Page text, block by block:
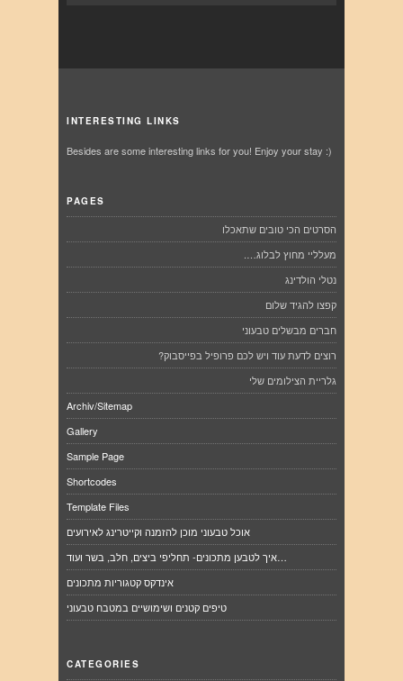
INTERESTING LINKS
Besides are some interesting links for you! Enjoy your stay :)
PAGES
הסרטים הכי טובים שתאכלו
מעלליי מחוץ לבלוג….
נטלי הולדינג
קפצו להגיד שלום
חברים מבשלים טבעוני
רוצים לדעת עוד ויש לכם פרופיל בפייסבוק?
גלריית הצילומים שלי
Archiv/Sitemap
Gallery
Sample Page
Shortcodes
Template Files
אוכל טבעוני מוכן להזמנה וקייטרינג לאירועים
איך לטבען מתכונים- תחליפי ביצים, חלב, בשר ועוד…
אינדקס קטגוריות מתכונים
טיפים קטנים ושימושיים במטבח טבעוני
CATEGORIES